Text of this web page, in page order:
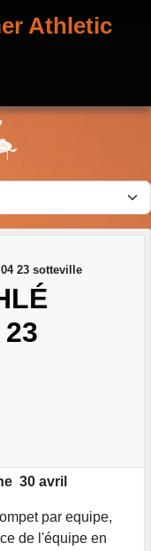
Athletic
23 sotteville
30 avril
par equipe,
de l'équipe en